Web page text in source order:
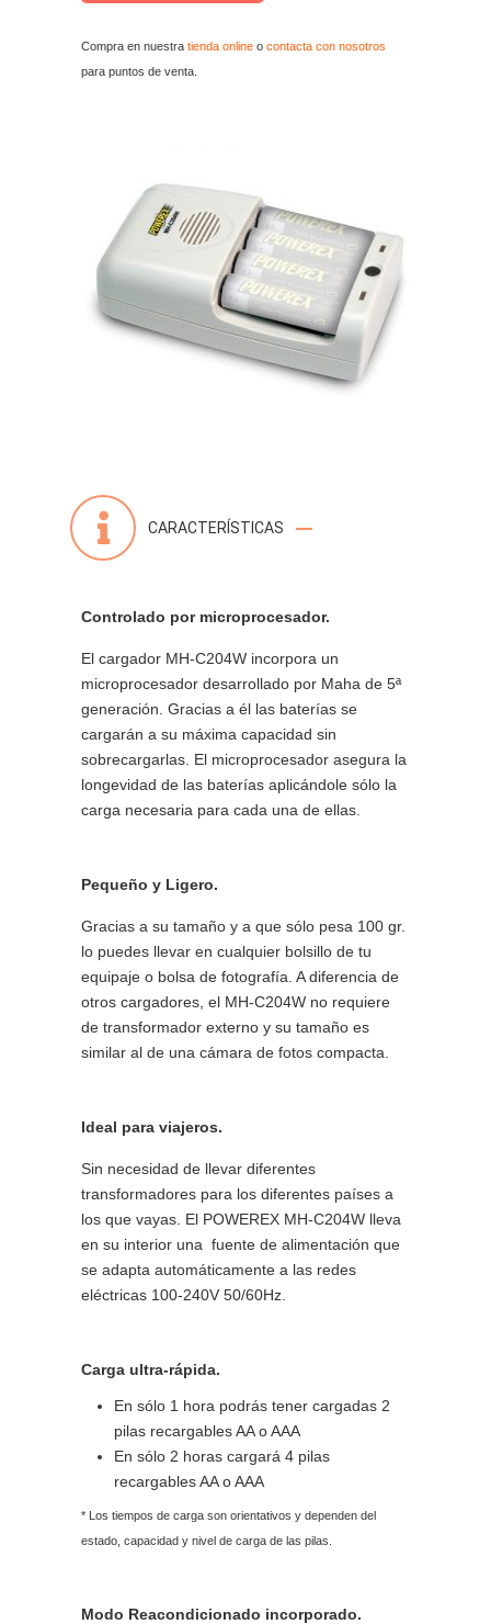
Compra en nuestra tienda online o contacta con nosotros
para puntos de venta.
CARACTERÍSTICAS
Controlado por microprocesador.
El cargador MH-C204W incorpora un
microprocesador desarrollado por Maha de 5ª
generación. Gracias a él las baterías se
cargarán a su máxima capacidad sin
sobrecargarlas. El microprocesador asegura la
longevidad de las baterías aplicándole sólo la
carga necesaria para cada una de ellas.
Pequeño y Ligero.
Gracias a su tamaño y a que sólo pesa 100 gr.
lo puedes llevar en cualquier bolsillo de tu
equipaje o bolsa de fotografía. A diferencia de
otros cargadores, el MH-C204W no requiere
de transformador externo y su tamaño es
similar al de una cámara de fotos compacta.
Ideal para viajeros.
Sin necesidad de llevar diferentes
transformadores para los diferentes países a
los que vayas. El POWEREX MH-C204W lleva
en su interior una fuente de alimentación que
se adapta automáticamente a las redes
eléctricas 100-240V 50/60Hz.
Carga ultra-rápida.
En sólo 1 hora podrás tener cargadas 2
pilas recargables AA o AAA
En sólo 2 horas cargará 4 pilas
recargables AA o AAA
* Los tiempos de carga son orientativos y dependen del
estado, capacidad y nivel de carga de las pilas.
Modo Reacondicionado incorporado.